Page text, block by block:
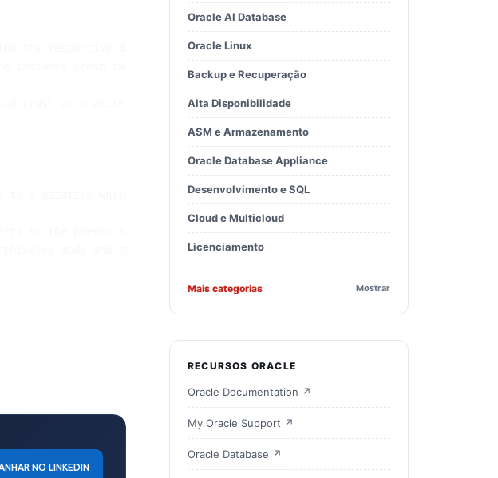
respective datafiles when the database is in archivelog mode.
crash on a write error or not:
to a datafile which fails due to an IO error causes an instance crash.
to the previous behaviour (before this fix) such that
mode and the file is not in SYSTEM tablespace in
NO LINKEDIN
Oracle AI Database
Oracle Linux
Backup e Recuperação
Alta Disponibilidade
ASM e Armazenamento
Oracle Database Appliance
Desenvolvimento e SQL
Cloud e Multicloud
Licenciamento
Mais categorias Mostrar
RECURSOS ORACLE
Oracle Documentation ↗
My Oracle Support ↗
Oracle Database ↗